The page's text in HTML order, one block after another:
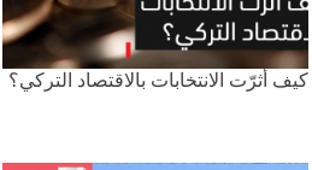
كيف أثرّت الانتخابات بالاقتصاد التركي؟